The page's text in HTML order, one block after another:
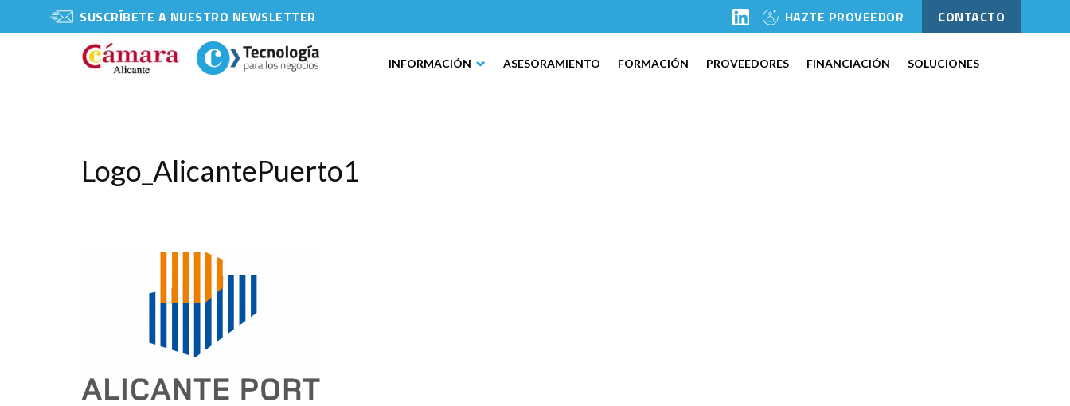
SUSCRÍBETE A NUESTRO NEWSLETTER HAZTE PROVEEDOR CONTACTO
INFORMACIÓN ASESORAMIENTO FORMACIÓN PROVEEDORES FINANCIACIÓN SOLUCIONES
Logo_AlicantePuerto1